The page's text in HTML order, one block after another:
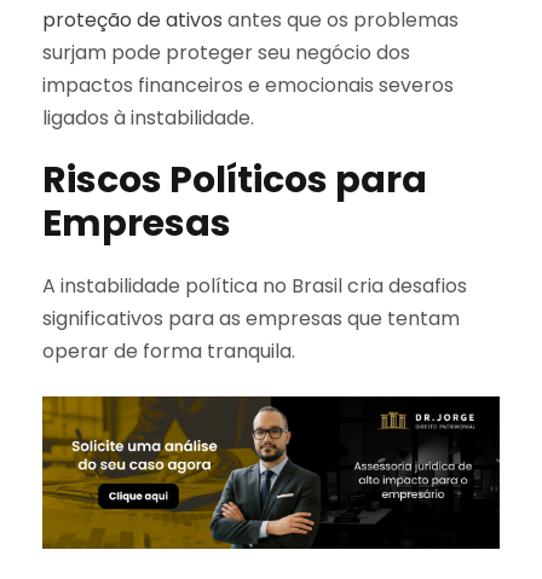
proteção de ativos antes que os problemas
surjam pode proteger seu negócio dos
impactos financeiros e emocionais severos
ligados à instabilidade.
Riscos Políticos para
Empresas
A instabilidade política no Brasil cria desafios
significativos para as empresas que tentam
operar de forma tranquila.